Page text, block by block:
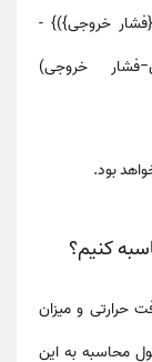
\text{آب خروجی})}{(\text{فشار ورودی} - \text{فشار خروجی})} -
−فشار خروجی)
حرارتی و میزان
محاسبه به این